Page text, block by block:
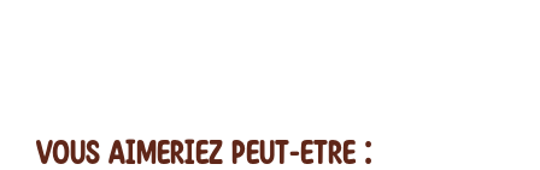
vous AIMERiEZ PEUT-ETRE :